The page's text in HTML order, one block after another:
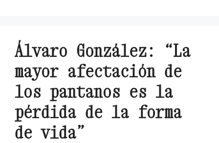
Álvaro González: “La
mayor afectación de
los pantanos es la
pérdida de la forma
de vida”